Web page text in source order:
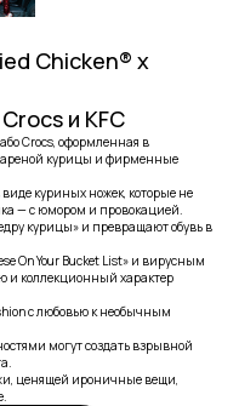
Chicken® x
и KFC
Crocs, оформленная в
курицы и фирменные
куриных ножек, которые не
— с юмором и провокацией.
курицы» и превращают обувь в
On Your Bucket List» и вирусным
и коллекционный характер
с любовью к необычным
могут создать взрывной
ценящей ироничные вещи,